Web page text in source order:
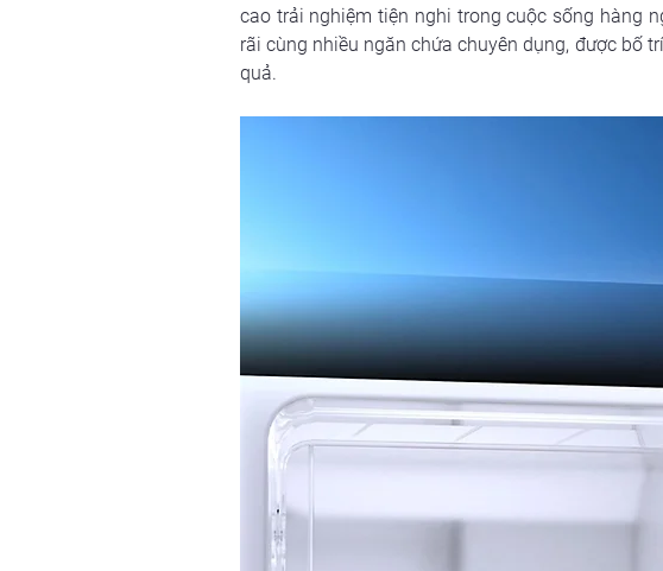
cao trải nghiệm tiện nghi trong cuộc sống hàng
rãi cùng nhiều ngăn chứa chuyên dụng, được bố
quả.